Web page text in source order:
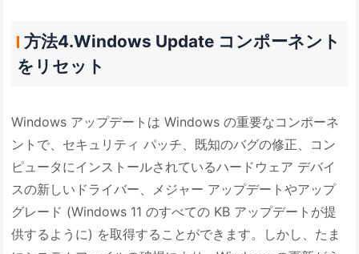
方法4.Windows Update コンポーネント
をリセット
Windows アップデートは Windows の重要なコンポーネ
ントで、セキュリティ パッチ、既知のバグの修正、コン
ピュータにインストールされているハードウェア デバイ
スの新しいドライバー、メジャー アップデートやアップ
グレード (Windows 11 のすべての KB アップデートが提
供するように) を取得することができます。しかし、たま